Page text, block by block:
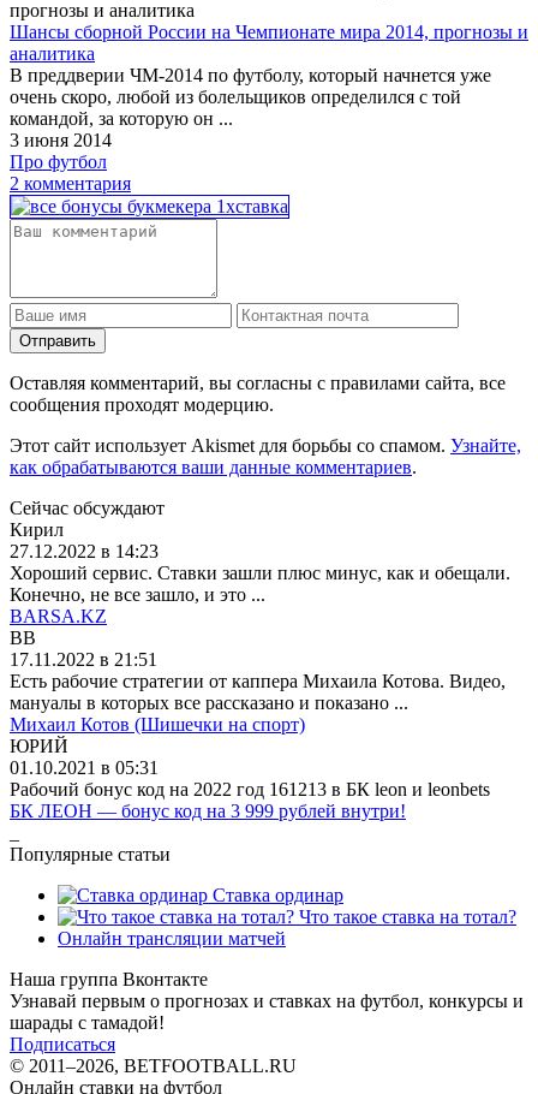
Шансы сборной России на Чемпионате мира 2014, прогнозы и
аналитика
В преддверии ЧМ-2014 по футболу, который начнется уже
очень скоро, любой из болельщиков определился с той
командой, за которую он ...
3 июня 2014
Про футбол
2 комментария
Отправить
Оставляя комментарий, вы согласны с правилами сайта, все
сообщения проходят модерцию.
Этот сайт использует Akismet для борьбы со спамом. Узнайте,
как обрабатываются ваши данные комментариев.
Сейчас обсуждают
Кирил
27.12.2022 в 14:23
Хороший сервис. Ставки зашли плюс минус, как и обещали.
Конечно, не все зашло, и это ...
BARSA.KZ
BB
17.11.2022 в 21:51
Есть рабочие стратегии от каппера Михаила Котова. Видео,
мануалы в которых все рассказано и показано ...
Михаил Котов (Шишечки на спорт)
ЮРИЙ
01.10.2021 в 05:31
Рабочий бонус код на 2022 год 161213 в БК leon и leonbets
БК ЛЕОН — бонус код на 3 999 рублей внутри!
Популярные статьи
Ставка ординар
Что такое ставка на тотал?
Онлайн трансляции матчей
Наша группа Вконтакте
Узнавай первым о прогнозах и ставках на футбол, конкурсы и
шарады с тамадой!
Подписаться
© 2011–2026, BETFOOTBALL.RU
Онлайн ставки на футбол